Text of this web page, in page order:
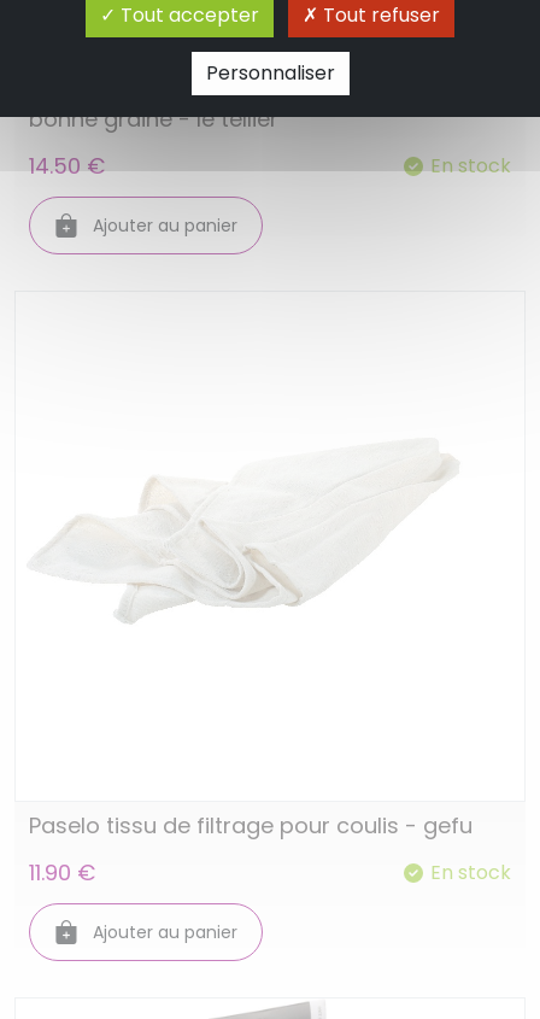
Filet etamine a confiture poignee bois la
bonne graine - le tellier
14.50 €
En stock
Ajouter au panier
Paselo tissu de filtrage pour coulis - gefu
11.90 €
En stock
Ajouter au panier
Tout accepter Tout refuser
Personnaliser